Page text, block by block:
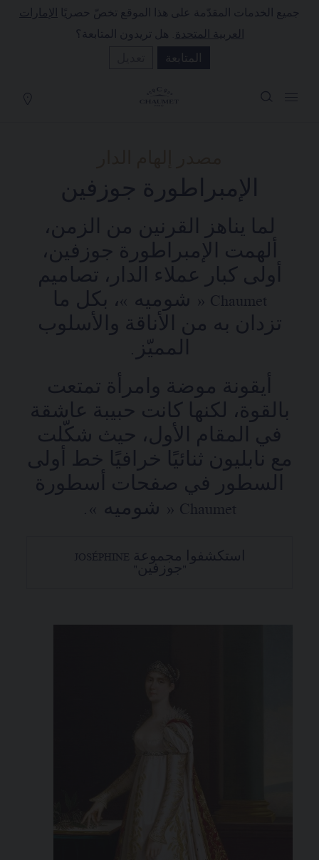
جميع الخدمات المقدّمة على هذا الموقع تخصّ حصريًا الإمارات
العربية المتحدة . هل تريدون المتابعة؟
المتابعة
الإمبراطورة جوزفين
لما يناهز القرنين من الزمن،
ألهمت الإمبراطورة جوزفين،
أولى كبار عملاء الدار، تصاميم
Chaumet « شوميه »، بكل ما
تزدان به من الأناقة والأسلوب
المميّز.
أيقونة موضة وامرأة تمتعت
بالقوة، لكنها كانت حبيبة عاشقة
في المقام الأول، حيث شكّلت
مع نابليون ثنائيًا خرافيًا خط أولى
السطور في صفحات أسطورة
Chaumet « شوميه ».
استكشفوا مجموعة JOSÉPHINE
"جوزفين"
YOUR CART IS EMPTY